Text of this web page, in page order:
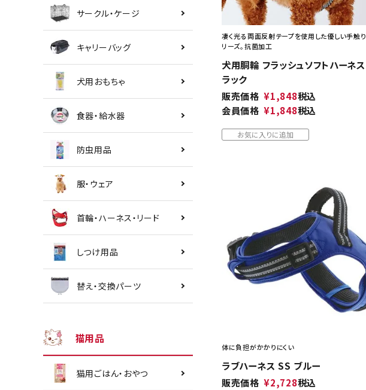
サークル・ケージ
キャリーバッグ
犬用おもちゃ
食器・給水器
防虫用品
服・ウェア
首輪・ハーネス・リード
しつけ用品
替え・交換パーツ
猫用品
猫用ごはん・おやつ
凄く光る両面反射テープを使用した優しい手触
リーズ。抗菌加工
犬用胴輪 フラッシュソフトハーネ
ラック
販売価格 ¥1,848税込
会員価格 ¥1,848税込
お気に入りに追加
体に負担がかかりにくい
ラブハーネス SS ブルー
販売価格 ¥2,728税込